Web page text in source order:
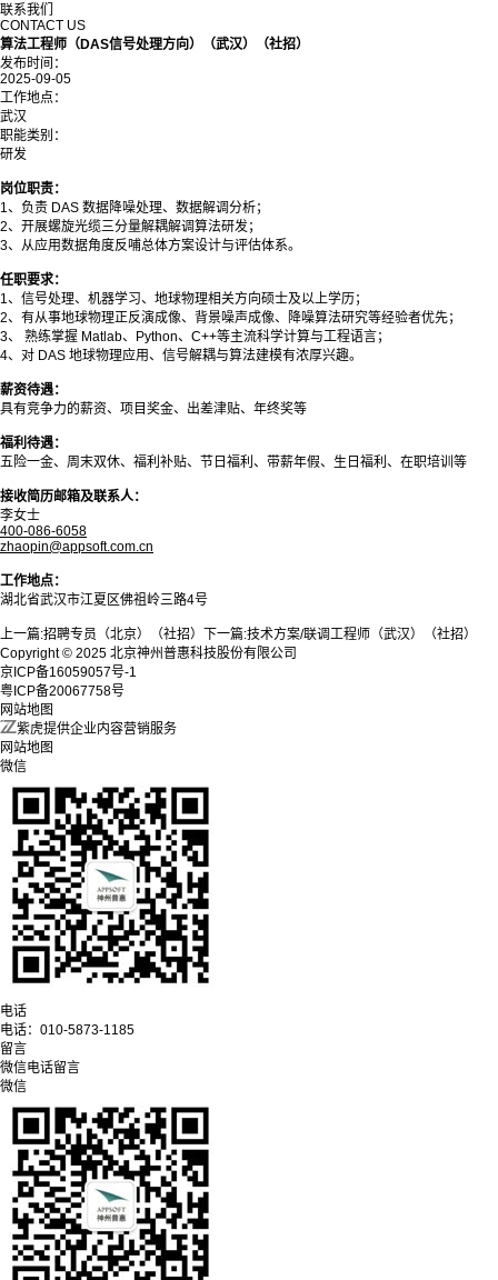
联系我们
CONTACT US
算法工程师（DAS信号处理方向）（武汉）（社招）
发布时间：
2025-09-05
工作地点：
武汉
职能类别：
研发
岗位职责：
1、负责 DAS 数据降噪处理、数据解调分析；
2、开展螺旋光缆三分量解耦解调算法研发；
3、从应用数据角度反哺总体方案设计与评估体系。
任职要求：
1、信号处理、机器学习、地球物理相关方向硕士及以上学历；
2、有从事地球物理正反演成像、背景噪声成像、降噪算法研究等经验者优先；
3、 熟练掌握 Matlab、Python、C++等主流科学计算与工程语言；
4、对 DAS 地球物理应用、信号解耦与算法建模有浓厚兴趣。
薪资待遇：
具有竞争力的薪资、项目奖金、出差津贴、年终奖等
福利待遇：
五险一金、周末双休、福利补贴、节日福利、带薪年假、生日福利、在职培训等
接收简历邮箱及联系人：
李女士
400-086-6058
zhaopin@appsoft.com.cn
工作地点：
湖北省武汉市江夏区佛祖岭三路4号
上一篇:招聘专员（北京）（社招） 下一篇:技术方案/联调工程师（武汉）（社招）
Copyright © 2025 北京神州普惠科技股份有限公司
京ICP备16059057号-1
粤ICP备20067758号
网站地图
紫虎提供企业内容营销服务
网站地图
微信
电话
电话： 010-5873-1185
留言
微信电话留言
微信